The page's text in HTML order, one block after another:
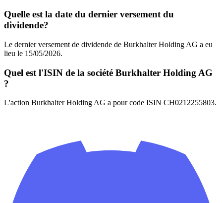
Quelle est la date du dernier versement du
dividende?
Le dernier versement de dividende de Burkhalter Holding AG a eu
lieu le 15/05/2026.
Quel est l'ISIN de la société Burkhalter Holding AG
?
L'action Burkhalter Holding AG a pour code ISIN CH0212255803.